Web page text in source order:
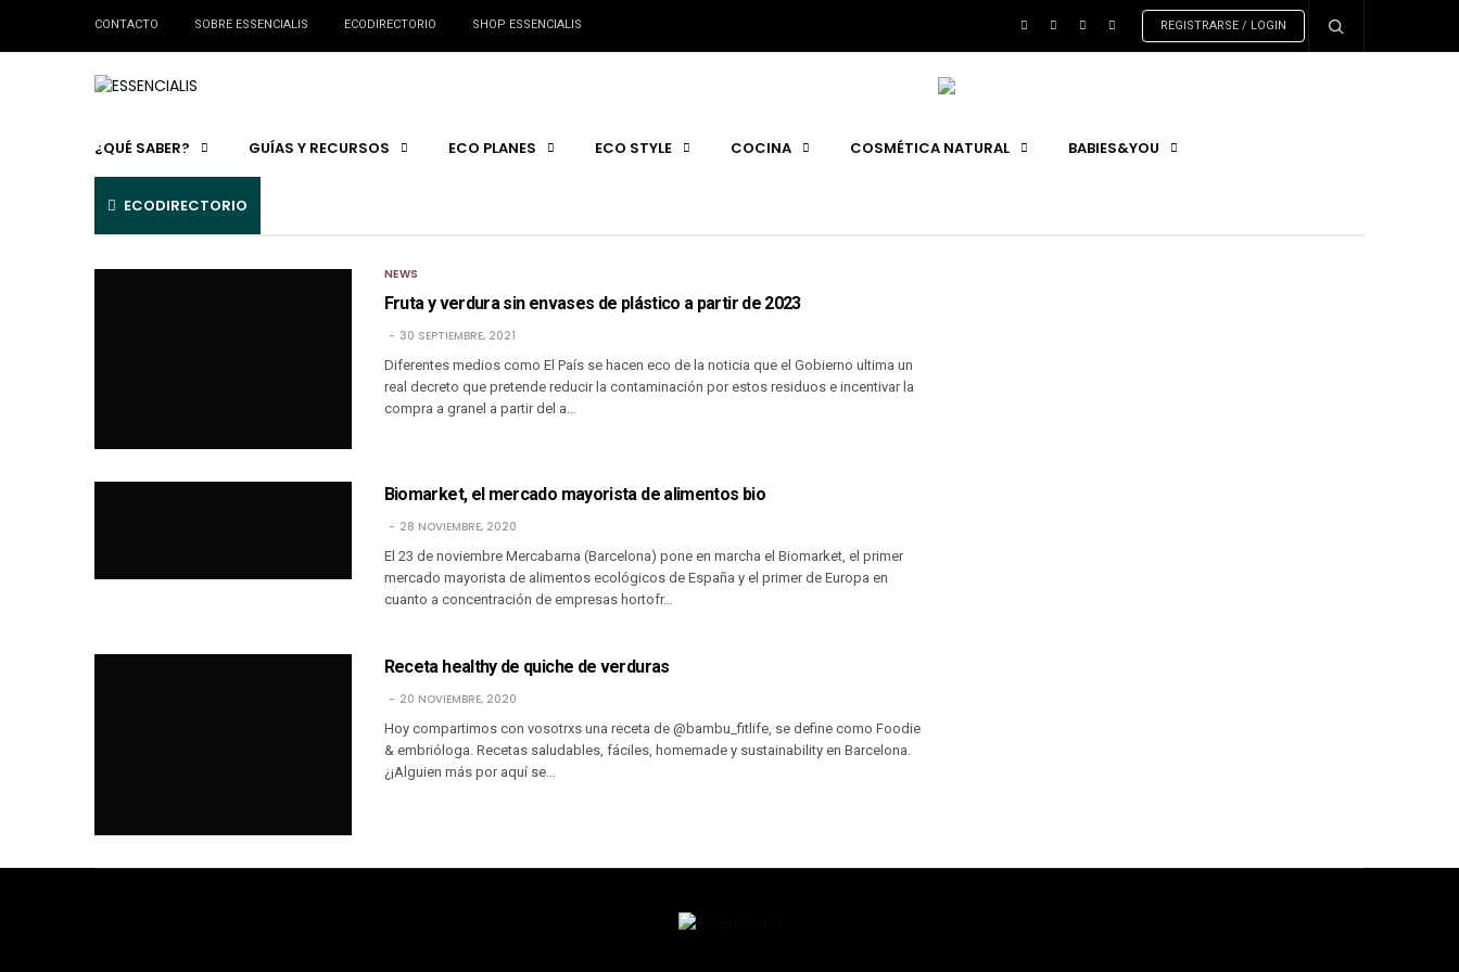
CONTACTO SOBRE ESSENCIALIS ECODIRECTORIO SHOP ESSENCIALIS REGISTRARSE / LOGIN
¿QUÉ SABER? GUÍAS Y RECURSOS ECO PLANES ECO STYLE COCINA COSMÉTICA NATURAL BABIES&YOU
ECODIRECTORIO
NEWS
Fruta y verdura sin envases de plástico a partir de 2023
30 SEPTIEMBRE, 2021
Diferentes medios como El País se hacen eco de la noticia que el Gobierno ultima un
real decreto que pretende reducir la contaminación por estos residuos e incentivar la
compra a granel a partir del a…
Biomarket, el mercado mayorista de alimentos bio
28 NOVIEMBRE, 2020
El 23 de noviembre Mercabarna (Barcelona) pone en marcha el Biomarket, el primer
mercado mayorista de alimentos ecológicos de España y el primer de Europa en
cuanto a concentración de empresas hortofr…
Receta healthy de quiche de verduras
20 NOVIEMBRE, 2020
Hoy compartimos con vosotrxs una receta de @bambu_fitlife, se define como Foodie
& embrióloga. Recetas saludables, fáciles, homemade y sustainability en Barcelona.
¿¡Alguien más por aquí se…